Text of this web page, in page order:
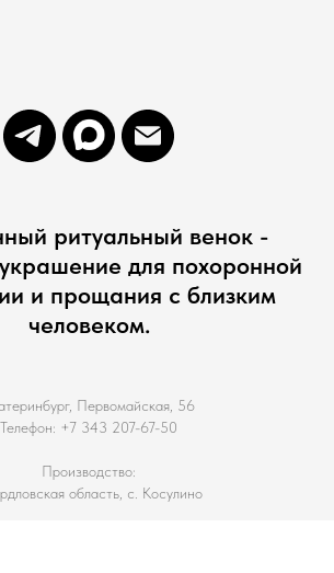
ритуальный венок -
для похоронной
и прощания с близким
человеком.
Первомайская, 56
Телефон: +7 343 207-67-50
Производство:
область, с. Косулино